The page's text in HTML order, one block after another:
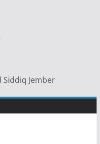
Siddiq Jember